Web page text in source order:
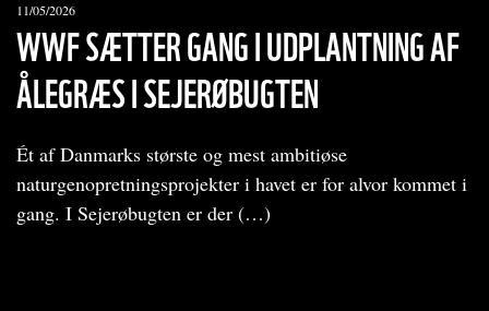
11/05/2026
WWF SÆTTER GANG I UDPLANTNING AF
ÅLEGRÆS I SEJERØBUGTEN
Ét af Danmarks største og mest ambitiøse
naturgenopretningsprojekter i havet er for alvor kommet i
gang. I Sejerøbugten er der (…)